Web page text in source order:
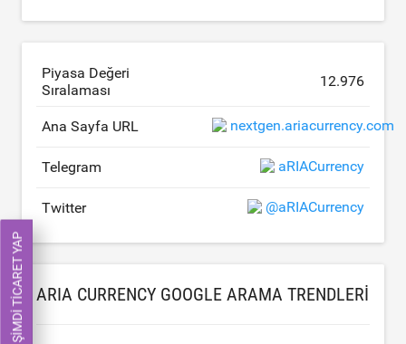
Piyasa Değeri
Sıralaması
12.976
Ana Sayfa URL nextgen.ariacurrency.com
Telegram aRIACurrency
Twitter @aRIACurrency
ARIA CURRENCY GOOGLE ARAMA TRENDLERI
ŞIMDI TICARET YAP